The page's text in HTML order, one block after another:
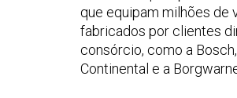
que equipam milhões de
fabricados por clientes
consórcio, como a
Continental e a